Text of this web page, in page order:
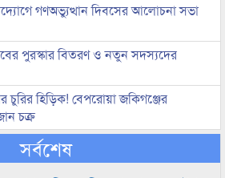
গণঅভ্যুত্থান দিবসের আলোচনা সভা
পুরস্কার বিতরণ ও নতুন সদস্যদের
হিড়িক! বেপরোয়া জকিগঞ্জের
চক্র
সর্বশেষ